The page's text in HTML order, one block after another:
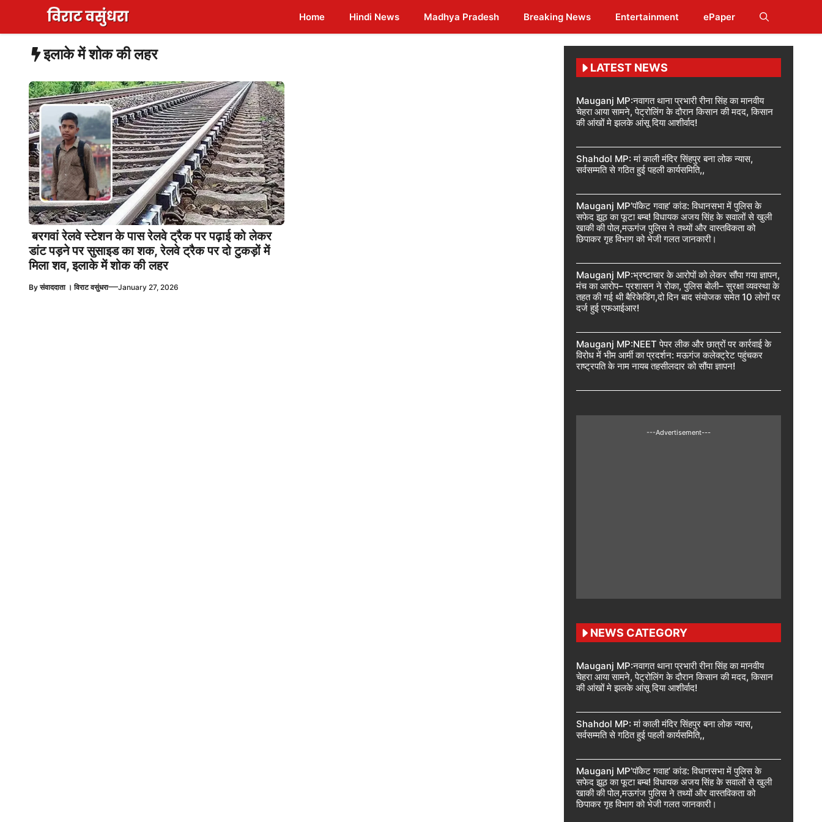
content
Home Hindi News Madhya Pradesh Breaking News Entertainment ePaper
इलाके में शोक की लहर
बरगवां रेलवे स्टेशन के पास रेलवे ट्रैक पर पढ़ाई को लेकर
डांट पड़ने पर सुसाइड का शक, रेलवे ट्रैक पर दो टुकड़ों में
मिला शव, इलाके में शोक की लहर
Byसंवाददाता । विराट वसुंधरा—January 27, 2026
LATEST NEWS
Mauganj MP:नवागत थाना प्रभारी रीना सिंह का मानवीय
चेहरा आया सामने, पेट्रोलिंग के दौरान किसान की मदद, किसान
की आंखों मे झलके आंसू दिया आशीर्वाद!
Shahdol MP: मां काली मंदिर सिंहपुर बना लोक न्यास,
सर्वसम्मति से गठित हुई पहली कार्यसमिति,,
Mauganj MP’पॉकेट गवाह’ कांड: विधानसभा में पुलिस के
सफेद झूठ का फूटा बम्ब! विधायक अजय सिंह के सवालों से खुली
खाकी की पोल,मऊगंज पुलिस ने तथ्यों और वास्तविकता को
छिपाकर गृह विभाग को भेजी गलत जानकारी।
Mauganj MP:भ्रष्टाचार के आरोपों को लेकर सौंपा गया ज्ञापन,
मंच का आरोप– प्रशासन ने रोका, पुलिस बोली– सुरक्षा व्यवस्था के
तहत की गई थी बैरिकेडिंग,दो दिन बाद संयोजक समेत 10 लोगों पर
दर्ज हुई एफआईआर!
Mauganj MP:NEET पेपर लीक और छात्रों पर कार्रवाई के
विरोध में भीम आर्मी का प्रदर्शन: मऊगंज कलेक्ट्रेट पहुंचकर
राष्ट्रपति के नाम नायब तहसीलदार को सौंपा ज्ञापन!
---Advertisement---
NEWS CATEGORY
Mauganj MP:नवागत थाना प्रभारी रीना सिंह का मानवीय
चेहरा आया सामने, पेट्रोलिंग के दौरान किसान की मदद, किसान
की आंखों मे झलके आंसू दिया आशीर्वाद!
Shahdol MP: मां काली मंदिर सिंहपुर बना लोक न्यास,
सर्वसम्मति से गठित हुई पहली कार्यसमिति,,
Mauganj MP’पॉकेट गवाह’ कांड: विधानसभा में पुलिस के
सफेद झूठ का फूटा बम्ब! विधायक अजय सिंह के सवालों से खुली
खाकी की पोल,मऊगंज पुलिस ने तथ्यों और वास्तविकता को
छिपाकर गृह विभाग को भेजी गलत जानकारी।